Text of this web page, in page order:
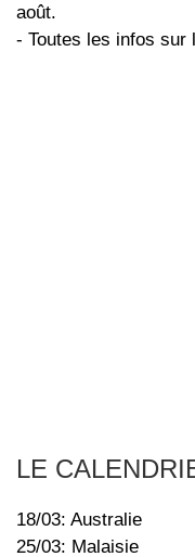
août.
- Toutes les infos sur
LE
18/03: Australie
25/03: Malaisie